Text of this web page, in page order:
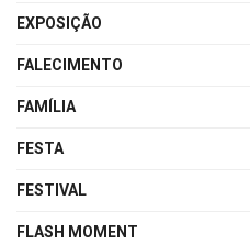
EXPOSIÇÃO
FALECIMENTO
FAMÍLIA
FESTA
FESTIVAL
FLASH MOMENT